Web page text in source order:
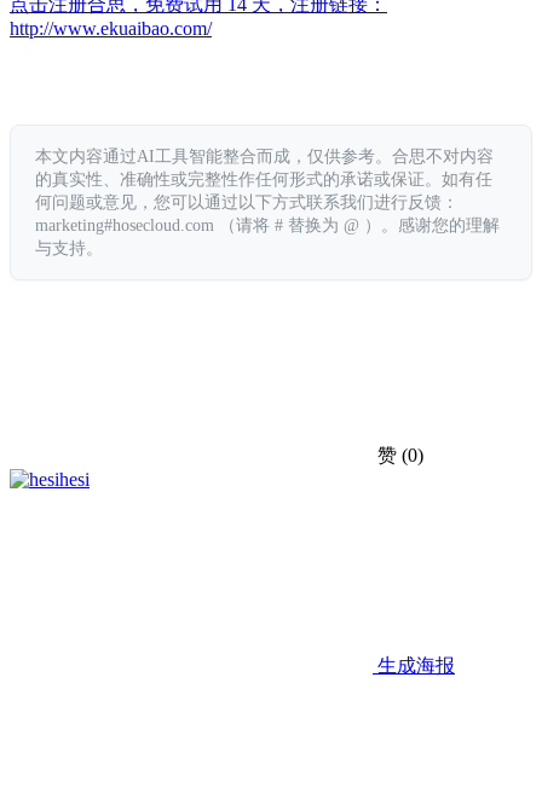
http://www.ekuaibao.com/
本文内容通过AI工具智能整合而成，仅供参考。合思不对内容
的真实性、准确性或完整性作任何形式的承诺或保证。如有任
何问题或意见，您可以通过以下方式联系我们进行反馈：
marketing#hosecloud.com （请将 # 替换为 @ ）。感谢您的理解
与支持。
赞 (0)
hesi
生成海报